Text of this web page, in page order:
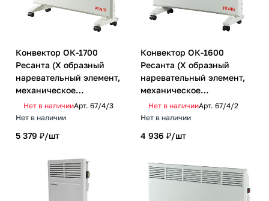
Конвектор ОК-1700
Ресанта (Х образный
наревательный элемент,
механическое
управление)
Нет в наличииАрт. 67/4/3
Нет в наличии
5 379 ₽/шт
Конвектор ОК-1600
Ресанта (Х образный
наревательный элемент,
механическое
управление)
Нет в наличииАрт. 67/4/2
Нет в наличии
4 936 ₽/шт